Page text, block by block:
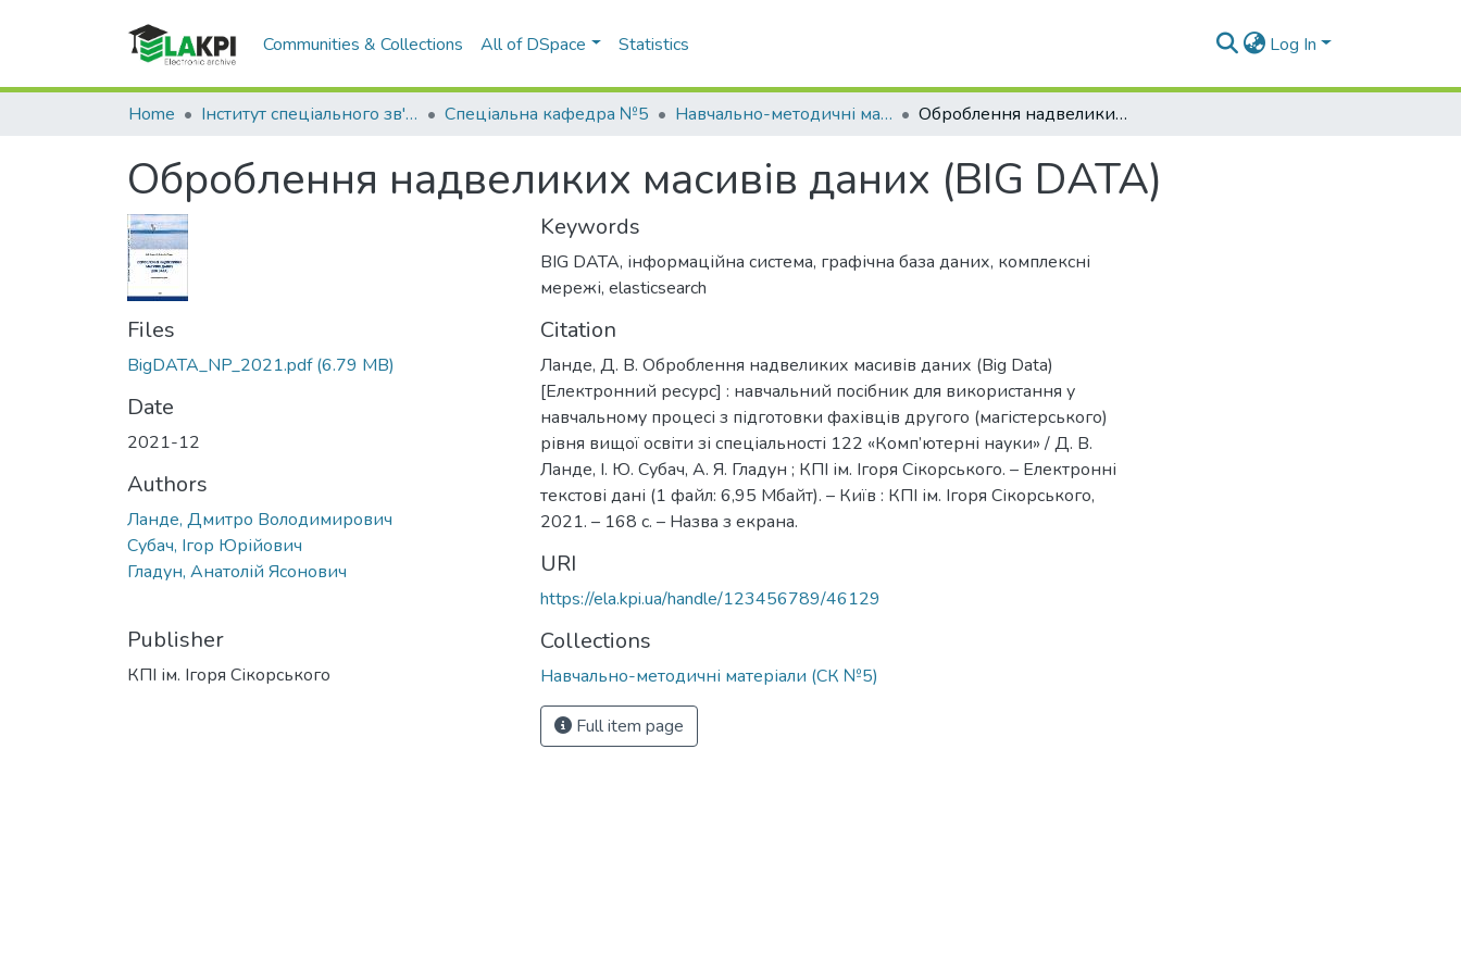
Communities & Collections All of DSpace Statistics Log In
Home Інститут спеціального зв'язку та захисту інформації (ІСЗЗІ) Спеціальна кафедра №5 Навчально-методичні матеріали (СК №5) Оброблення надвеликих масивів даних (BIG DATA)
Оброблення надвеликих масивів даних (BIG DATA)
Files
BigDATA_NP_2021.pdf(6.79 MB)
Date
2021-12
Authors
Ланде, Дмитро Володимирович
Субач, Ігор Юрійович
Гладун, Анатолій Ясонович
Publisher
КПІ ім. Ігоря Сікорського
Keywords
BIG DATA, інформаційна система, графічна база даних, комплексні
мережі, elasticsearch
Citation
Ланде, Д. В. Оброблення надвеликих масивів даних (Big Data)
[Електронний ресурс] : навчальний посібник для використання у
навчальному процесі з підготовки фахівців другого (магістерського)
рівня вищої освіти зі спеціальності 122 «Комп’ютерні науки» / Д. В.
Ланде, І. Ю. Субач, А. Я. Гладун ; КПІ ім. Ігоря Сікорського. – Електронні
текстові дані (1 файл: 6,95 Мбайт). – Київ : КПІ ім. Ігоря Сікорського,
2021. – 168 с. – Назва з екрана.
URI
https://ela.kpi.ua/handle/123456789/46129
Collections
Навчально-методичні матеріали (СК №5)
Full item page